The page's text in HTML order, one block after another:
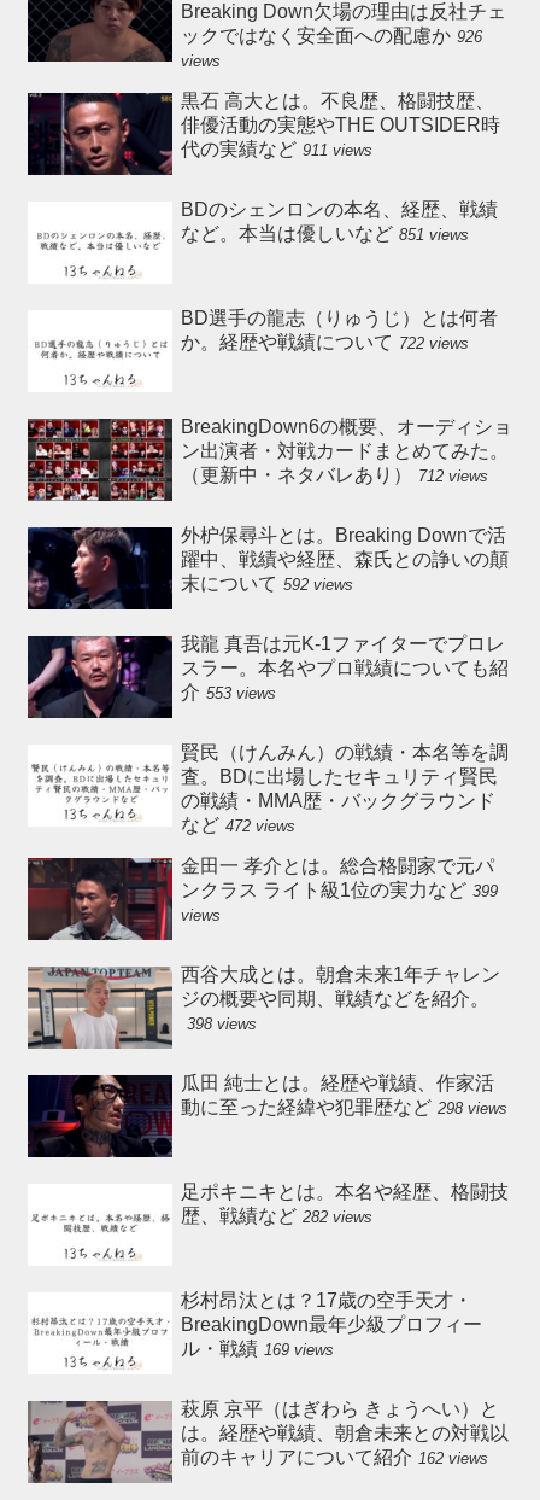
Breaking Down欠場の理由は反社チェ
ックではなく安全面への配慮か 926
views
黒石 高大とは。不良歴、格闘技歴、
俳優活動の実態やTHE OUTSIDER時
代の実績など 911 views
BDのシェンロンの本名、経歴、戦績
など。本当は優しいなど 851 views
BD選手の龍志（りゅうじ）とは何者
か。経歴や戦績について 722 views
BreakingDown6の概要、オーディショ
ン出演者・対戦カードまとめてみた。
（更新中・ネタバレあり）
712 views
外枦保尋斗とは。Breaking Downで活
躍中、戦績や経歴、森氏との諍いの顛
末について 592 views
我龍 真吾は元K-1ファイターでプロレ
スラー。本名やプロ戦績についても紹
介 553 views
賢民（けんみん）の戦績・本名等を調
査。BDに出場したセキュリティ賢民
の戦績・MMA歴・バックグラウンド
など 472 views
金田一 孝介とは。総合格闘家で元パ
ンクラス ライト級1位の実力など 399
views
西谷大成とは。朝倉未来1年チャレン
ジの概要や同期、戦績などを紹介。
398 views
瓜田 純士とは。経歴や戦績、作家活
動に至った経緯や犯罪歴など 298 views
足ポキニキとは。本名や経歴、格闘技
歴、戦績など 282 views
杉村昂汰とは？17歳の空手天才・
BreakingDown最年少級プロフィー
ル・戦績 169 views
萩原 京平（はぎわら きょうへい）と
は。経歴や戦績、朝倉未来との対戦以
前のキャリアについて紹介 162 views